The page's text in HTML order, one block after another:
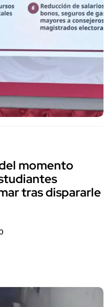
momento
tras dispararle